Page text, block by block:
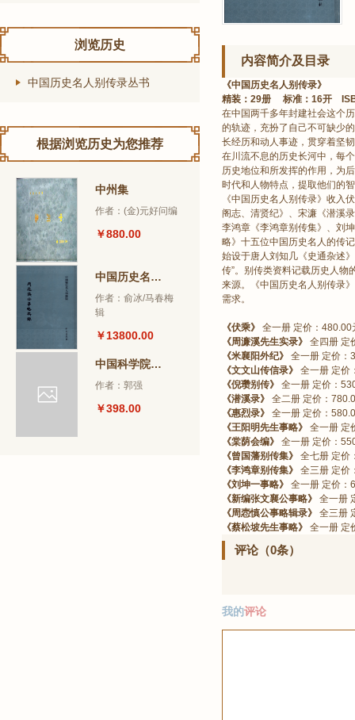
浏览历史
中国历史名人别传录丛书
根据浏览历史为您推荐
中州集
作者：(金)元好问编
￥880.00
中国历史名人别传录丛书
作者：俞冰/马春梅
辑
￥13800.00
中国科学院图书馆珍藏文献图录
作者：郭强
￥398.00
内容简介及目录
《中国历史名人别传录》
精装：29册 标准：16开
在中国两千多年封建社会这个
的轨迹，充扮了自己不可缺少
长经历和动人事迹，贯穿着坚
在川流不息的历史长河中，每
历史地位和所发挥的作用，为
时代和人物特点，提取他们的
《中国历史名人别传录》收入
阁志、清贤纪》、宋濂《潜溪
李鸿章《李鸿章别传集》、刘
略》十五位中国历史名人的传
始设于唐人刘知几《史通杂述》
传”。别传类资料记载历史人物
来源。《中国历史名人别传录
需求。
《伏乘》
全一册 定价：480.00
《周濂溪先生实录》
全四册 定
《米襄阳外纪》
全一册 定价：
《文文山传信录》
全一册 定价
《倪瓒别传》
全一册 定价：
《潜溪录》
全二册 定价：
《惠烈录》
全一册 定价：
《王阳明先生事略》
全一册 定
《棠荫会编》
全一册 定价：
《曾国藩别传集》
全七册 定价
《李鸿章别传集》
全三册 定价
《刘坤一事略》
全一册 定价：
《新编张文襄公事略》
全一册
《周悫慎公事略辑录》
全三册
《蔡松坡先生事略》
全一册 定
评论（0条）
我的评论